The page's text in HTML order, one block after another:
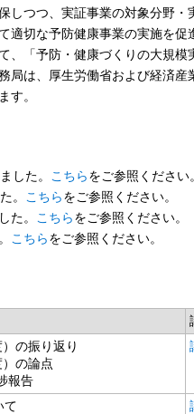
つつ、実証事業の対象分野・
切な予防健康事業の実施を促
「予防・健康づくりの大規模
局は、厚生労働省および経済
す。
した。 こちらをご参照ください。
。
こちらをご参照ください。
た。
こちらをご参照ください。
こちらをご参照ください。
の振り返り
）の論点
報告
て